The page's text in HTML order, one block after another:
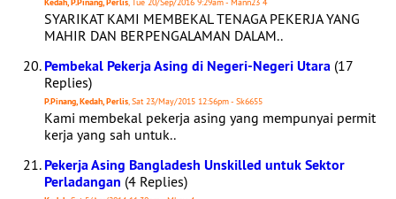
SYARIKAT KAMI MEMBEKAL TENAGA PEKERJA YANG
MAHIR DAN BERPENGALAMAN DALAM..
Pembekal Pekerja Asing di Negeri-Negeri Utara (17
Replies)
P.Pinang, Kedah, Perlis, Sat 23/May/2015 12:56pm - Sk6655
Kami membekal pekerja asing yang mempunyai permit
kerja yang sah untuk..
Pekerja Asing Bangladesh Unskilled untuk Sektor
Perladangan (4 Replies)